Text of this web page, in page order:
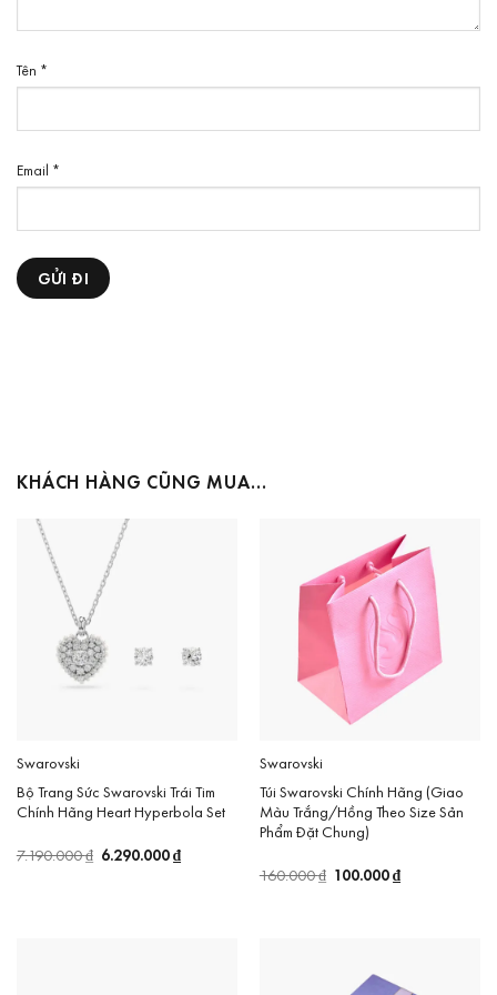
Tên *
Email *
KHÁCH HÀNG CŨNG MUA…
Swarovski
Bộ Trang Sức Swarovski Trái Tim
Chính Hãng Heart Hyperbola Set
7.190.000₫ Giá
gốc
6.290.000₫
Swarovski
Túi Swarovski Chính Hãng (Giao
Màu Trắng/Hồng Theo Size Sản
Phẩm Đặt Chung)
160.000₫ Giá
100.000₫